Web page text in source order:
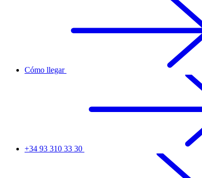
Cómo llegar
+34 93 310 33 30